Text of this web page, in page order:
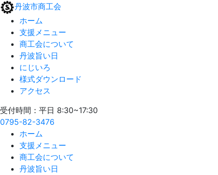
丹波市商工会
ホーム
支援メニュー
商工会について
丹波旨い日
にじいろ
様式ダウンロード
アクセス
受付時間：平日 8:30~17:30
0795-82-3476
ホーム
支援メニュー
商工会について
丹波旨い日